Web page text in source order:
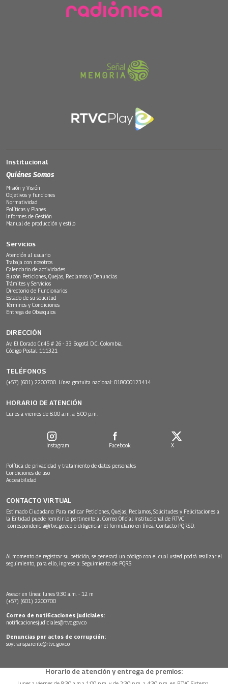
Institucional
Quiénes Somos
Misión y Visión
Objetivos y funciones
Normatividad
Políticas y Planes
Informes de Gestión
Manual de producción y estilo
Servicios
Atención al usuario
Trabaja con nosotros
Calendario de actividades
Buzón Peticiones, Quejas, Reclamos y Denuncias
Trámites y Servicios
Directorio de Funcionarios
Estado de su solicitud
Términos y Condiciones
Entrega de Obsequios
DIRECCIÓN
Av. El Dorado Cr.45 # 26 - 33 Bogotá D.C. Colombia.
Código Postal: 111321
TELÉFONOS
(+57) (601) 2200700. Línea gratuita nacional: 018000123414
HORARIO DE ATENCIÓN
Lunes a viernes de 8:00 a.m. a 5:00 p.m.
Instagram Facebook X
Política de privacidad y tratamiento de datos personales
Condiciones de uso
Accesibilidad
CONTACTO VIRTUAL
Estimado Ciudadano: Para radicar Peticiones, Quejas, Reclamos, Solicitudes y Felicitaciones a
la Entidad puede remitir lo pertinente al Correo Oficial Institucional de RTVC
correspondencia@rtvc.gov.co o diligenciar el formulario en línea: Contacto PQRSD.
Al momento de registrar su petición, se generará un código con el cual usted podrá realizar el
seguimiento, para ello, ingrese a: Seguimiento de PQRS
Asesor en línea: lunes 9:30 a.m. - 12 m
(+57) (601) 2200700
Correo de notificaciones judiciales:
notificacionesjudiciales@rtvc.gov.co
Denuncias por actos de corrupción:
soytransparente@rtvc.gov.co
Horario de atención y entrega de premios: